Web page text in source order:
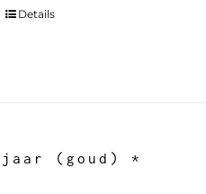
Details
jaar (goud) *